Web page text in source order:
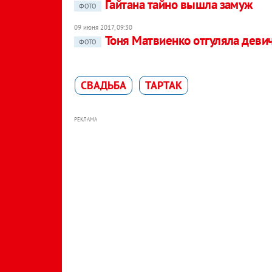
ФОТО Гайтана тайно вышла замуж
09 июня 2017, 09:30
ФОТО
Тоня Матвиенко отгуляла
СВАДЬБА ТАРТАК
РЕКЛАМА